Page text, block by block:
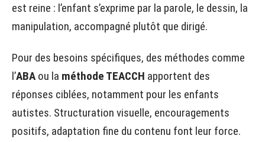
est reine : l’enfant s’exprime par la parole, le dessin, la
manipulation, accompagné plutôt que dirigé.
Pour des besoins spécifiques, des méthodes comme
l’ABA ou la méthode TEACCH apportent des
réponses ciblées, notamment pour les enfants
autistes. Structuration visuelle, encouragements
positifs, adaptation fine du contenu font leur force.